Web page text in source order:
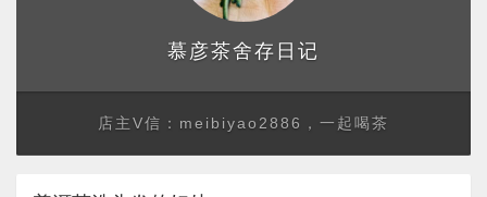
慕彦茶舍存日记
店主V信：meibiyao2886，一起喝茶